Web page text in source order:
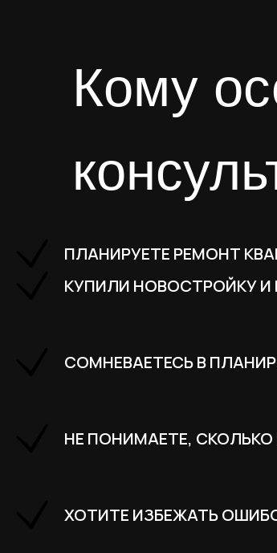
ПЛАНИРУЕТЕ РЕМОНТ
КУПИЛИ НОВОСТРОЙКУ И
СОМНЕВАЕТЕСЬ В
НЕ ПОНИМАЕТЕ,
ХОТИТЕ ИЗБЕЖАТЬ